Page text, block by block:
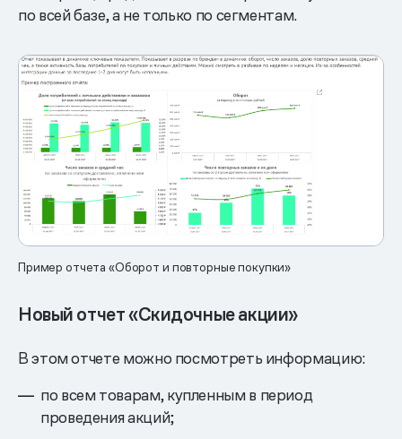
по всей базе, а не только по сегментам.
Пример отчета «Оборот и повторные покупки»
Новый отчет «Скидочные акции»
В этом отчете можно посмотреть информацию:
по всем товарам, купленным в период
проведения акций;